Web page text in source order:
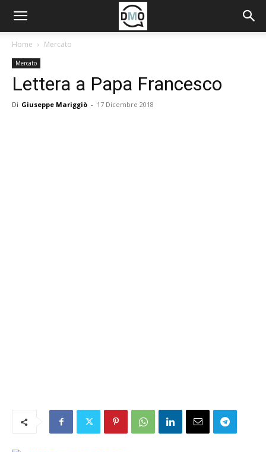
Home Mercato
Mercato
Lettera a Papa Francesco
Di Giuseppe Mariggiò - 17 Dicembre 2018